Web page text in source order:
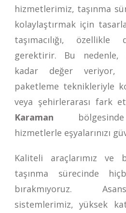
hizmetlerimiz, taşınma
kolaylaştırmak için
taşımacılığı,
gerektirir. Bu nedenle,
kadar değer
paketleme teknikleriyle
veya şehirlerarası fark
Karaman
hizmetlerle eşyalarınızı
Kaliteli araçlarımız ve
taşınma sürecinde
bırakmıyoruz.
sistemlerimiz, yüksek